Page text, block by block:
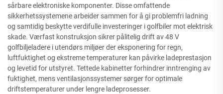
sårbare elektroniske komponenter. Disse omfattende
sikkerhetssystemene arbeider sammen for å gi problemfri ladning
og samtidig beskytte verdifulle investeringer i golfbiler mot elektrisk
skade. Værfast konstruksjon sikrer pålitelig drift av 48 V
golfbiljeladere i utendørs miljøer der eksponering for regn,
luftfuktighet og ekstreme temperaturer kan påvirke ladeprestasjon
og levetid for utstyret. Tettede kabinetter forhindrer inntrenging av
fuktighet, mens ventilasjonssystemer sørger for optimale
driftstemperaturer under lengre ladeprosesser.